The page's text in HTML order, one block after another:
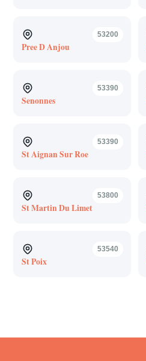
53200
Pree D Anjou
53390
Senonnes
53390
St Aignan Sur Roe
53800
St Martin Du Limet
53540
St Poix